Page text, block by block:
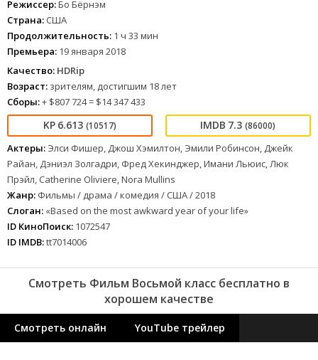
Режиссер:Бо Бёрнэм
Страна: США
Продолжительность: 1 ч 33 мин
Премьера: 19 января 2018
Качество: HDRip
Возраст: зрителям, достигшим 18 лет
Сборы:+ $807 724 = $14 347 433
6.613 (10517) 7.3 (86000)
Актеры: Элси Фишер, Джош Хэмилтон, Эмили Робинсон, Джейк
Райан, Дэниэл Золгадри, Фред Хекинджер, Имани Льюис, Люк
Прэйл, Catherine Oliviere, Nora Mullins
Жанр: Фильмы / драма / комедия / США / 2018
Слоган: «Based on the most awkward year of your life»
ID КиноПоиск: 1072547
ID IMDB:tt7014006
Смотреть Фильм Восьмой класс бесплатно в
хорошем качестве
Смотреть онлайн YouTube трейлер